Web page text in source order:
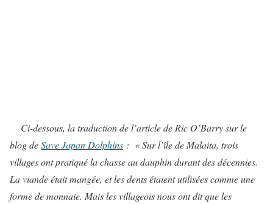
Ci-dessous, la traduction de l’article de Ric O’Barry sur le
blog deSave Japan Dolphins : « Sur l’île de Malaita, trois
villages ont pratiqué la chasse au dauphin durant des décennies.
La viande était mangée, et les dents étaient utilisées comme une
forme de monnaie. Mais les villageois nous ont dit que les